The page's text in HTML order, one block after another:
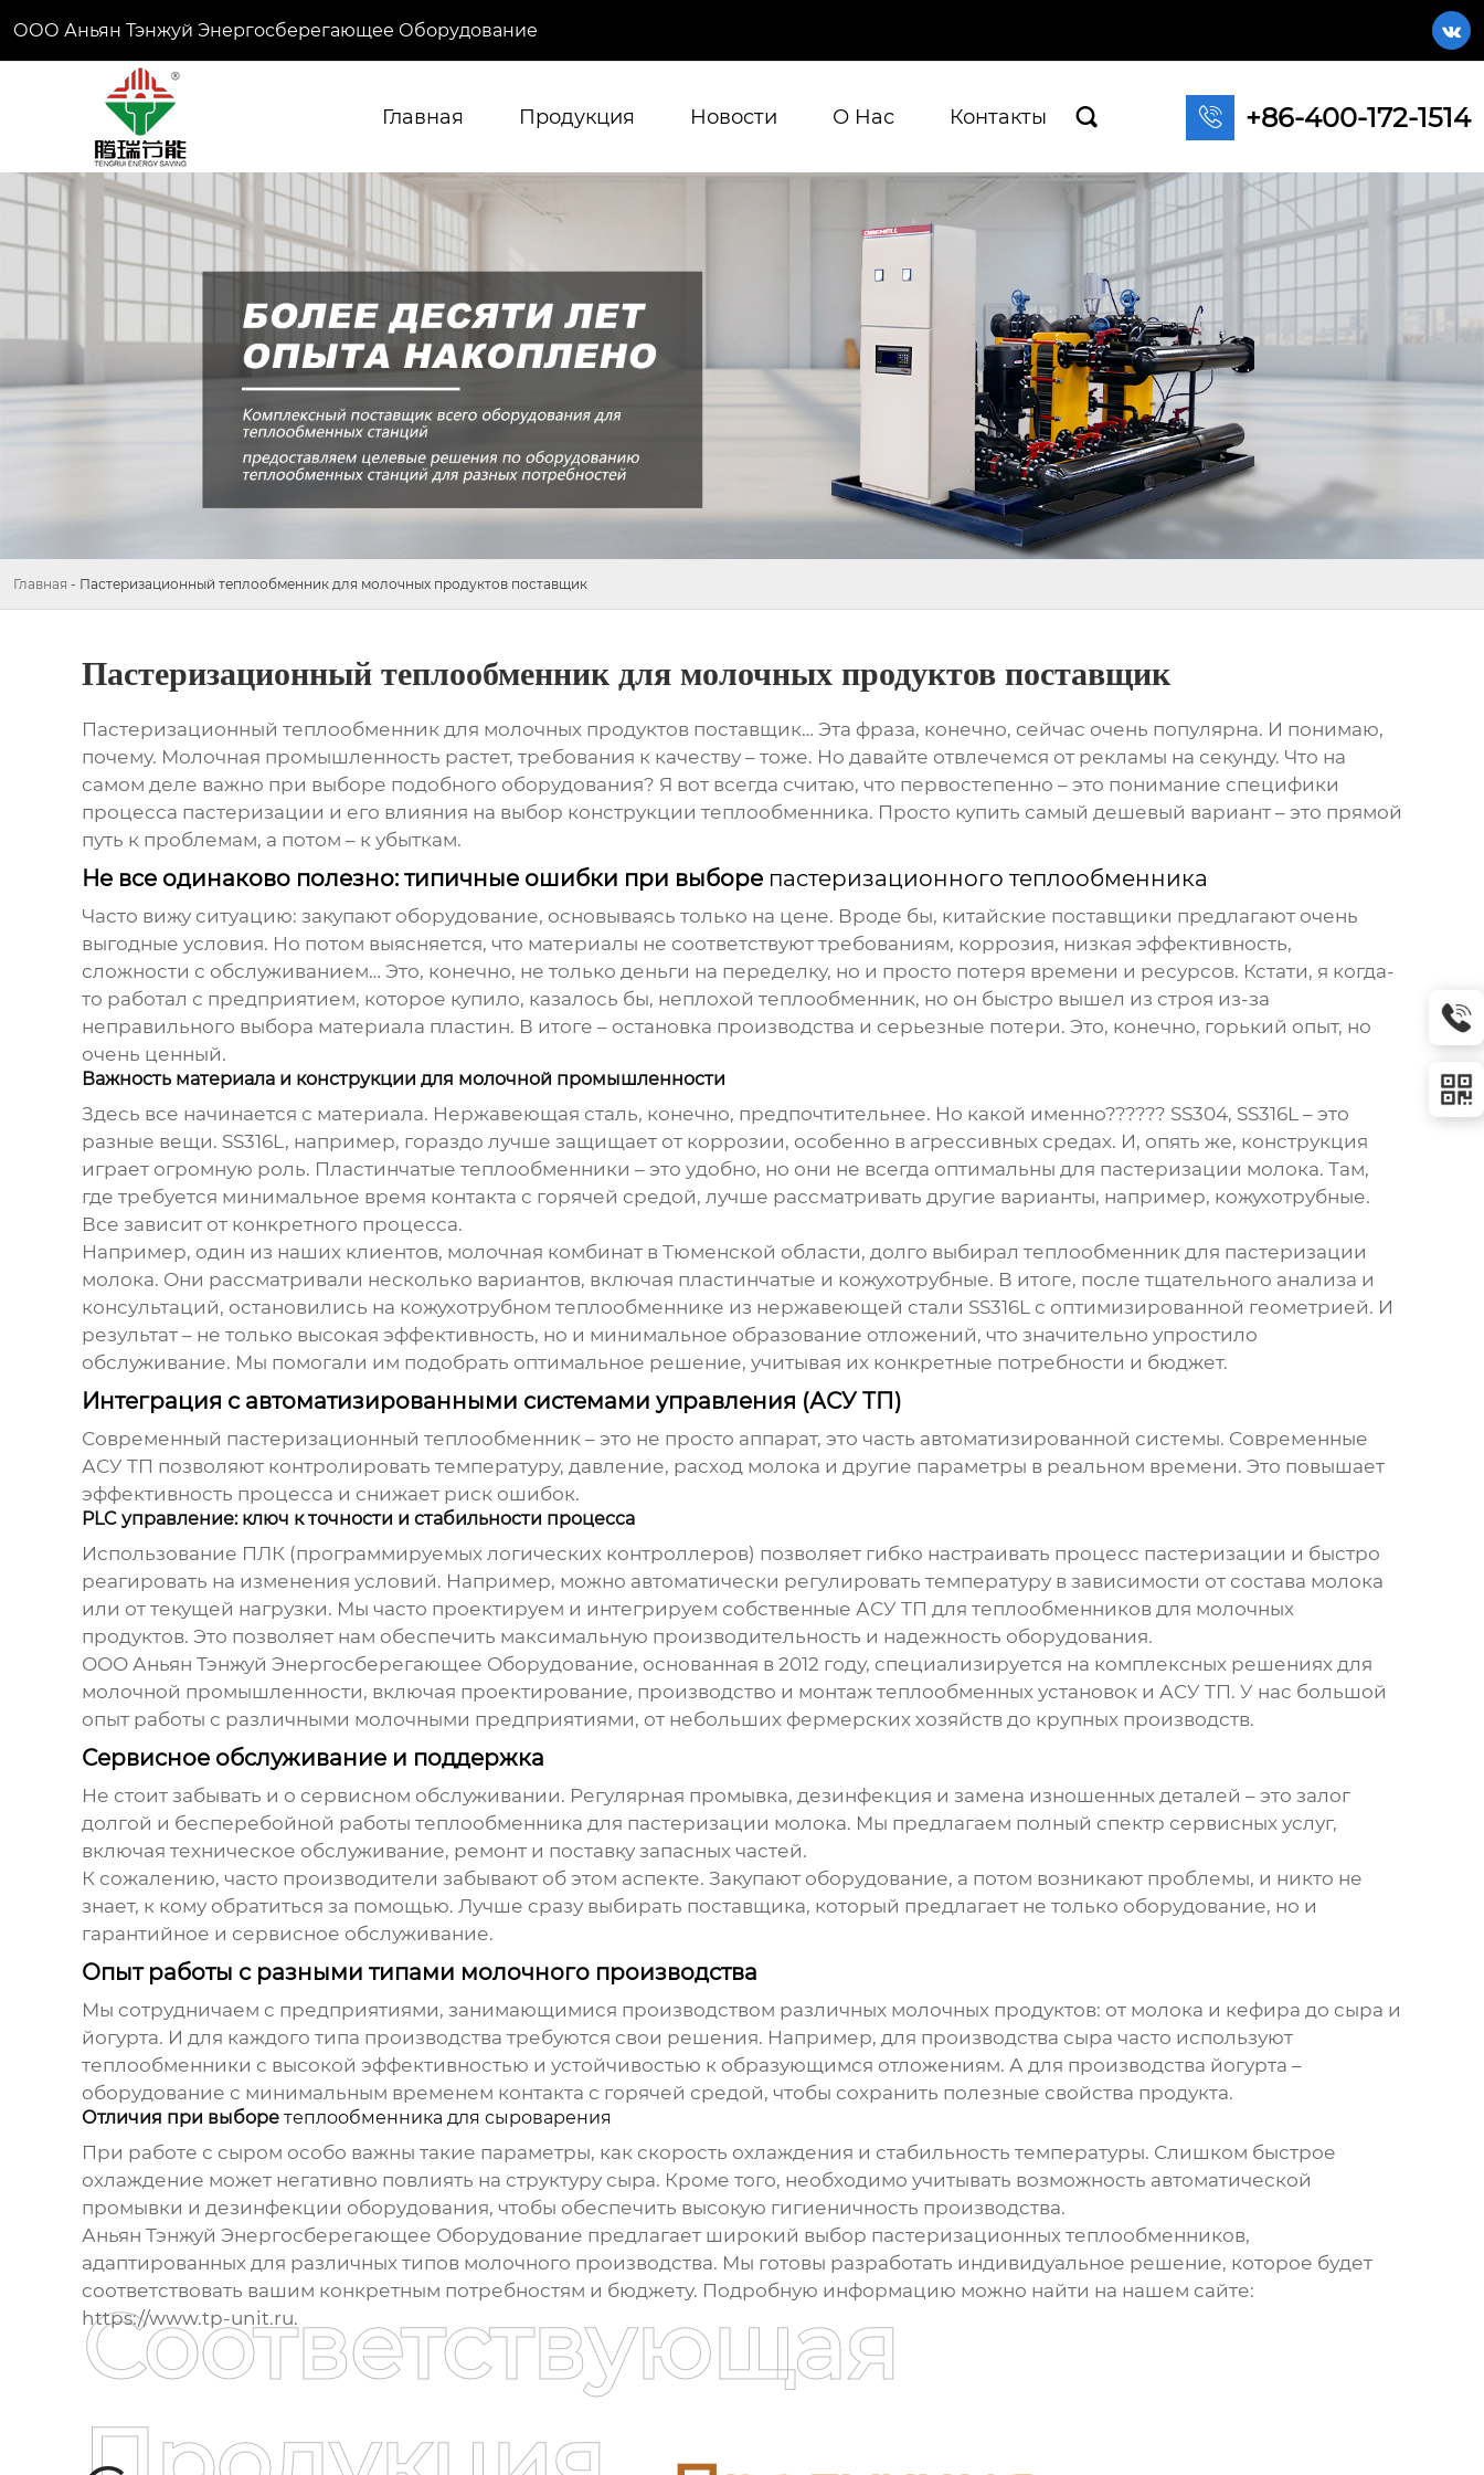
ООО Аньян Тэнжуй Энергосберегающее Оборудование 
Главная Продукция Новости О Hас Контакты   +86-400-172-1514
Главная - Пастеризационный теплообменник для молочных продуктов поставщик
Пастеризационный теплообменник для молочных продуктов поставщик
Пастеризационный теплообменник для молочных продуктов поставщик… Эта фраза, конечно, сейчас очень популярна. И понимаю,
почему. Молочная промышленность растет, требования к качеству – тоже. Но давайте отвлечемся от рекламы на секунду. Что на
самом деле важно при выборе подобного оборудования? Я вот всегда считаю, что первостепенно – это понимание специфики
процесса пастеризации и его влияния на выбор конструкции теплообменника. Просто купить самый дешевый вариант – это прямой
путь к проблемам, а потом – к убыткам.
Не все одинаково полезно: типичные ошибки при выборе пастеризационного теплообменника
Часто вижу ситуацию: закупают оборудование, основываясь только на цене. Вроде бы, китайские поставщики предлагают очень
выгодные условия. Но потом выясняется, что материалы не соответствуют требованиям, коррозия, низкая эффективность,
сложности с обслуживанием… Это, конечно, не только деньги на переделку, но и просто потеря времени и ресурсов. Кстати, я когда-
то работал с предприятием, которое купило, казалось бы, неплохой теплообменник, но он быстро вышел из строя из-за
неправильного выбора материала пластин. В итоге – остановка производства и серьезные потери. Это, конечно, горький опыт, но
очень ценный.
Важность материала и конструкции для молочной промышленности
Здесь все начинается с материала. Нержавеющая сталь, конечно, предпочтительнее. Но какой именно?????? SS304, SS316L – это
разные вещи. SS316L, например, гораздо лучше защищает от коррозии, особенно в агрессивных средах. И, опять же, конструкция
играет огромную роль. Пластинчатые теплообменники – это удобно, но они не всегда оптимальны для пастеризации молока. Там,
где требуется минимальное время контакта с горячей средой, лучше рассматривать другие варианты, например, кожухотрубные.
Все зависит от конкретного процесса.
Например, один из наших клиентов, молочная комбинат в Тюменской области, долго выбирал теплообменник для пастеризации
молока. Они рассматривали несколько вариантов, включая пластинчатые и кожухотрубные. В итоге, после тщательного анализа и
консультаций, остановились на кожухотрубном теплообменнике из нержавеющей стали SS316L с оптимизированной геометрией. И
результат – не только высокая эффективность, но и минимальное образование отложений, что значительно упростило
обслуживание. Мы помогали им подобрать оптимальное решение, учитывая их конкретные потребности и бюджет.
Интеграция с автоматизированными системами управления (АСУ ТП)
Современный пастеризационный теплообменник– это не просто аппарат, это часть автоматизированной системы. Современные
АСУ ТП позволяют контролировать температуру, давление, расход молока и другие параметры в реальном времени. Это повышает
эффективность процесса и снижает риск ошибок.
PLC управление: ключ к точности и стабильности процесса
Использование ПЛК (программируемых логических контроллеров) позволяет гибко настраивать процесс пастеризации и быстро
реагировать на изменения условий. Например, можно автоматически регулировать температуру в зависимости от состава молока
или от текущей нагрузки. Мы часто проектируем и интегрируем собственные АСУ ТП для теплообменников для молочных
продуктов. Это позволяет нам обеспечить максимальную производительность и надежность оборудования.
ООО Аньян Тэнжуй Энергосберегающее Оборудование, основанная в 2012 году, специализируется на комплексных решениях для
молочной промышленности, включая проектирование, производство и монтаж теплообменных установок и АСУ ТП. У нас большой
опыт работы с различными молочными предприятиями, от небольших фермерских хозяйств до крупных производств.
Сервисное обслуживание и поддержка
Не стоит забывать и о сервисном обслуживании. Регулярная промывка, дезинфекция и замена изношенных деталей – это залог
долгой и бесперебойной работы теплообменника для пастеризации молока. Мы предлагаем полный спектр сервисных услуг,
включая техническое обслуживание, ремонт и поставку запасных частей.
К сожалению, часто производители забывают об этом аспекте. Закупают оборудование, а потом возникают проблемы, и никто не
знает, к кому обратиться за помощью. Лучше сразу выбирать поставщика, который предлагает не только оборудование, но и
гарантийное и сервисное обслуживание.
Опыт работы с разными типами молочного производства
Мы сотрудничаем с предприятиями, занимающимися производством различных молочных продуктов: от молока и кефира до сыра и
йогурта. И для каждого типа производства требуются свои решения. Например, для производства сыра часто используют
теплообменники с высокой эффективностью и устойчивостью к образующимся отложениям. А для производства йогурта –
оборудование с минимальным временем контакта с горячей средой, чтобы сохранить полезные свойства продукта.
Отличия при выборе теплообменника для сыроварения
При работе с сыром особо важны такие параметры, как скорость охлаждения и стабильность температуры. Слишком быстрое
охлаждение может негативно повлиять на структуру сыра. Кроме того, необходимо учитывать возможность автоматической
промывки и дезинфекции оборудования, чтобы обеспечить высокую гигиеничность производства.
Аньян Тэнжуй Энергосберегающее Оборудование предлагает широкий выбор пастеризационных теплообменников,
адаптированных для различных типов молочного производства. Мы готовы разработать индивидуальное решение, которое будет
соответствовать вашим конкретным потребностям и бюджету. Подробную информацию можно найти на нашем сайте:
https://www.tp-unit.ru.
Соответствующая